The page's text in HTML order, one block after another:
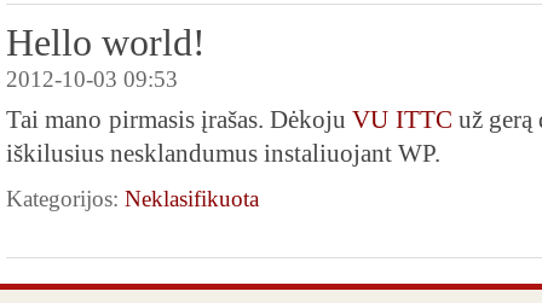
Hello world!
2012-10-03 09:53
Tai mano pirmasis įrašas. DėkojuVU ITTC už gerą
iškilusius nesklandumus instaliuojant WP.
Kategorijos: Neklasifikuota